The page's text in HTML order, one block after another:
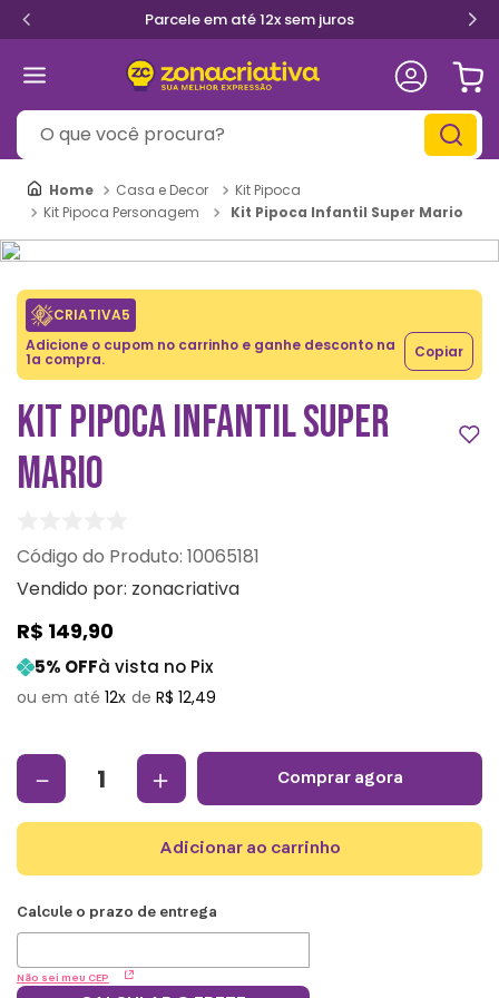
Parcele em até 12x sem juros
O que você procura?
Casa e Decor
Kit Pipoca
Kit Pipoca Personagem
Kit Pipoca Infantil Super Mario
CRIATIVA5
Adicione o cupom no carrinho e ganhe desconto na
1a compra. Copiar
KIT PIPOCA INFANTIL SUPER
MARIO
: 10065181
Vendido por: zonacriativa
R$ 149,90
5% OFFà vista no Pix
12 R$ 12,49
＋
－ comprar agora
adicionar ao carrinho
Não sei meu CEP